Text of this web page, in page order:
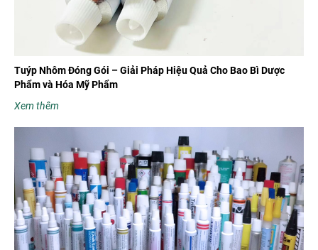
Tuýp Nhôm Đóng Gói – Giải Pháp Hiệu Quả Cho Bao Bì Dược
Phẩm và Hóa Mỹ Phẩm
Xem thêm